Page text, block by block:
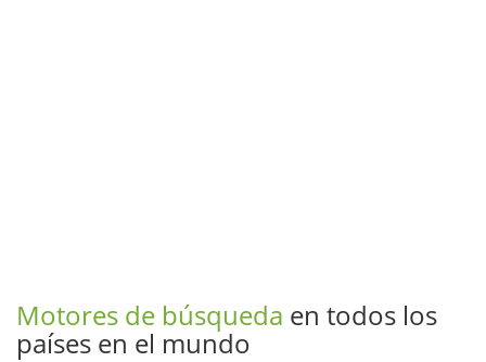
Motores de búsqueda en todos los
países en el mundo